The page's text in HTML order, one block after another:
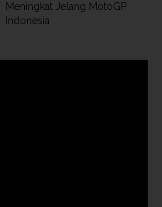
Meningkat Jelang MotoGP
Indonesia